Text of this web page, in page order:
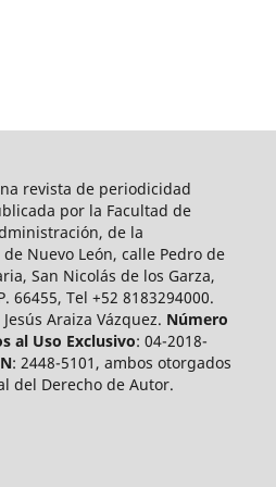
revista de periodicidad
por la Facultad de
de la
Nuevo León, calle Pedro de
San Nicolás de los Garza,
66455, Tel +52 8183294000.
Araiza Vázquez. Número
al Uso Exclusivo: 04-2018-
: 2448-5101, ambos otorgados
del Derecho de Autor.